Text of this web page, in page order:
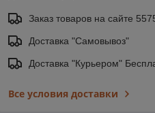
Заказ товаров на сайте
Доставка "Самовывоз"
Доставка "Курьером"
Все условия доставки